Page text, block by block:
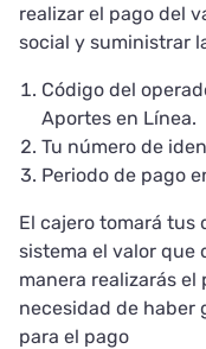
realizar el pago del
social y suministrar
Código del
Aportes en Línea.
Tu número de
Periodo de pago
El cajero tomará tus
sistema el valor que
manera realizarás
necesidad de haber
para el pago